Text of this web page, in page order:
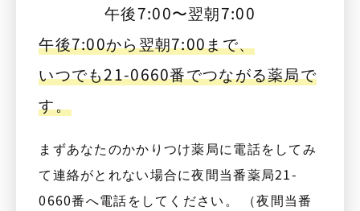
午後7:00〜翌朝7:00
午後7:00から翌朝7:00まで、
いつでも21-0660番でつながる薬局で
す。
まずあなたのかかりつけ薬局に電話をしてみ
て連絡がとれない場合に夜間当番薬局21-
0660番へ電話をしてください。 （夜間当番